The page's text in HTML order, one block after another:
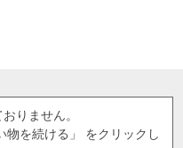
りません。
物を続ける」 をクリックし